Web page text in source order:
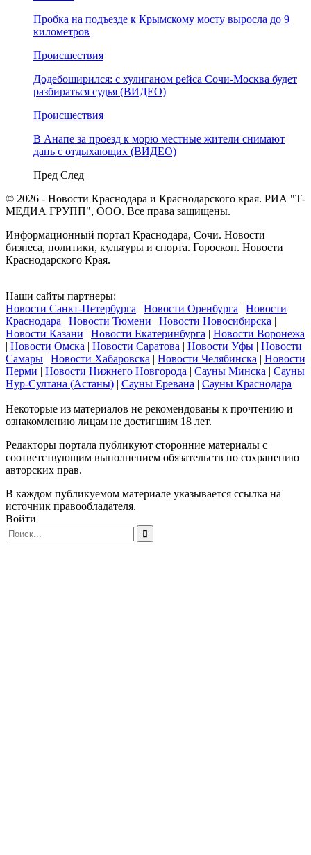
Пробка на подъезде к Крымскому мосту выросла до 9
километров
Происшествия
Додебоширился: с хулиганом рейса Сочи-Москва будет
разбираться судья (ВИДЕО)
Происшествия
В Анапе за проезд к морю местные жители снимают
дань с отдыхающих (ВИДЕО)
Пред След
© 2026 - Новости Краснодара и Краснодарского края. РИА "Т-
МЕДИА ГРУПП", ООО. Все права защищены.
Информационный портал Краснодара, Сочи. Новости
бизнеса, политики, культуры и спорта. Гороскоп. Новости
Краснодарского Края.
Наши сайты партнеры:
Новости Санкт-Петербурга | Новости Оренбурга | Новости
Краснодара | Новости Тюмени | Новости Новосибирска |
Новости Казани | Новости Екатеринбурга | Новости Воронежа
| Новости Омска | Новости Саратова | Новости Уфы | Новости
Самары | Новости Хабаровска | Новости Челябинска | Новости
Перми | Новости Нижнего Новгорода | Сауны Минска | Сауны
Нур-Султана (Астаны) | Сауны Еревана | Сауны Краснодара
Некоторые из материалов не рекомендованы к прочтению и
ознакомлению лицам не достигшим 18 лет.
Редакторы портала публикуют сторонние материалы с
соответствующим выполнением обязательств по сохранению
авторских прав.
В каждом публикуемом материале указывается ссылка на
источник правообладателя.
Войти